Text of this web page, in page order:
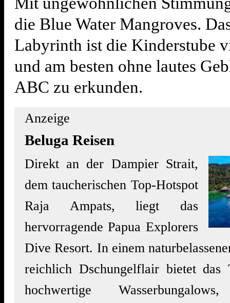
die Blue Water Mangroves.
Labyrinth ist die Kinderstube
und am besten ohne lautes
ABC zu erkunden.
Anzeige
Beluga Reisen
Direkt an der Dampier Strait,
dem taucherischen Top-Hotspot
Raja Ampats, liegt das
hervorragende Papua Explorers
Dive Resort. In einem
reichlich Dschungelflair bietet das
hochwertige